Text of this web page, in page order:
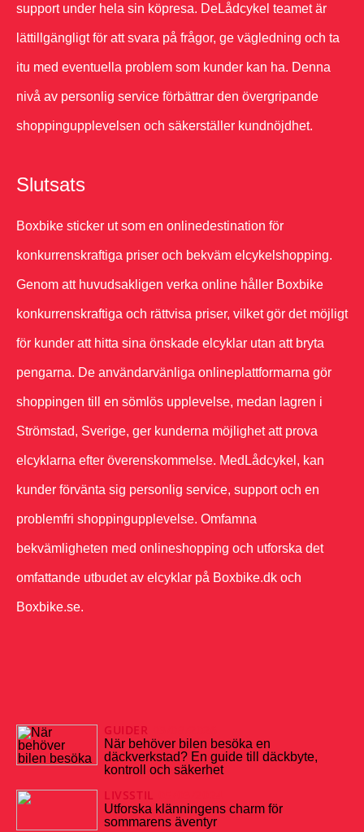
support under hela sin köpresa. DeLådcykel teamet är
lättillgängligt för att svara på frågor, ge vägledning och ta
itu med eventuella problem som kunder kan ha. Denna
nivå av personlig service förbättrar den övergripande
shoppingupplevelsen och säkerställer kundnöjdhet.
Slutsats
Boxbike sticker ut som en onlinedestination för
konkurrenskraftiga priser och bekväm elcykelshopping.
Genom att huvudsakligen verka online håller Boxbike
konkurrenskraftiga och rättvisa priser, vilket gör det möjligt
för kunder att hitta sina önskade elcyklar utan att bryta
pengarna. De användarvänliga onlineplattformarna gör
shoppingen till en sömlös upplevelse, medan lagren i
Strömstad, Sverige, ger kunderna möjlighet att prova
elcyklarna efter överenskommelse. MedLådcykel, kan
kunder förvänta sig personlig service, support och en
problemfri shoppingupplevelse. Omfamna
bekvämligheten med onlineshopping och utforska det
omfattande utbudet av elcyklar på Boxbike.dk och
Boxbike.se.
GUIDER
När behöver bilen besöka en
däckverkstad? En guide till däckbyte,
kontroll och säkerhet
LIVSSTIL
Utforska klänningens charm för
sommarens äventyr